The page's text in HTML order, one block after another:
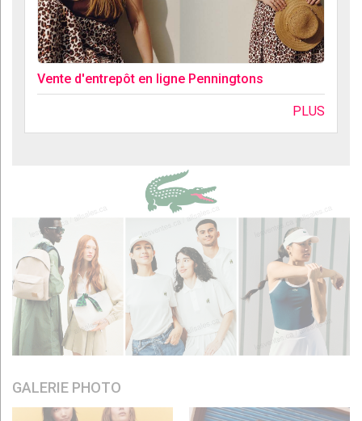
Vente d'entrepôt en ligne Penningtons
PLUS
GALERIE PHOTO